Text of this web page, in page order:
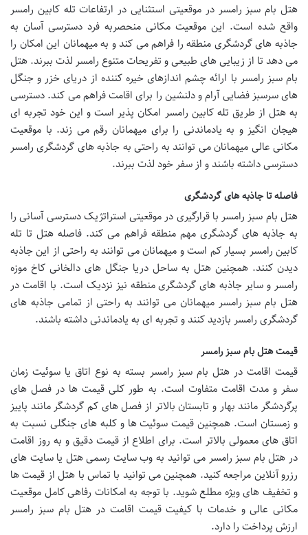
هتل بام سبز رامسر در موقعیتی استثنایی در ارتفاعات تله کابین رامسر
واقع شده است. این موقعیت مکانی منحصربه فرد دسترسی آسان به
جاذبه های گردشگری منطقه را فراهم می کند و به میهمانان این امکان را
می دهد تا از زیبایی های طبیعی و تفریحات متنوع رامسر لذت ببرند. هتل
بام سبز رامسر با ارائه چشم اندازهای خیره کننده از دریای خزر و جنگل
های سرسبز فضایی آرام و دلنشین را برای اقامت فراهم می کند. دسترسی
به هتل از طریق تله کابین رامسر امکان پذیر است و این خود تجربه ای
هیجان انگیز و به یادماندنی را برای میهمانان رقم می زند. با موقعیت
مکانی عالی میهمانان می توانند به راحتی به جاذبه های گردشگری رامسر
دسترسی داشته باشند و از سفر خود لذت ببرند.
فاصله تا جاذبه های گردشگری
هتل بام سبز رامسر با قرارگیری در موقعیتی استراتژیک دسترسی آسانی را
به جاذبه های گردشگری مهم منطقه فراهم می کند. فاصله هتل تا تله
کابین رامسر بسیار کم است و میهمانان می توانند به راحتی از این جاذبه
دیدن کنند. همچنین هتل به ساحل دریا جنگل های دالخانی کاخ موزه
رامسر و سایر جاذبه های گردشگری منطقه نیز نزدیک است. با اقامت در
هتل بام سبز رامسر میهمانان می توانند به راحتی از تمامی جاذبه های
گردشگری رامسر بازدید کنند و تجربه ای به یادماندنی داشته باشند.
قیمت هتل بام سبز رامسر
قیمت اقامت در هتل بام سبز رامسر بسته به نوع اتاق یا سوئیت زمان
سفر و مدت اقامت متفاوت است. به طور کلی قیمت ها در فصل های
پرگردشگر مانند بهار و تابستان بالاتر از فصل های کم گردشگر مانند پاییز
و زمستان است. همچنین قیمت سوئیت ها و کلبه های جنگلی نسبت به
اتاق های معمولی بالاتر است. برای اطلاع از قیمت دقیق و به روز اقامت
در هتل بام سبز رامسر می توانید به وب سایت رسمی هتل یا سایت های
رزرو آنلاین مراجعه کنید. همچنین می توانید با تماس با هتل از قیمت ها
و تخفیف های ویژه مطلع شوید. با توجه به امکانات رفاهی کامل موقعیت
مکانی عالی و خدمات با کیفیت قیمت اقامت در هتل بام سبز رامسر
ارزش پرداخت را دارد.